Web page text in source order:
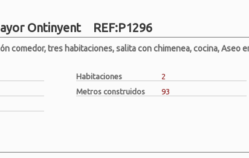
Ontinyent REF:P1296
comedor, tres habitaciones, salita con chimenea, cocina, Aseo
Habitaciones
2
Metros construidos
93